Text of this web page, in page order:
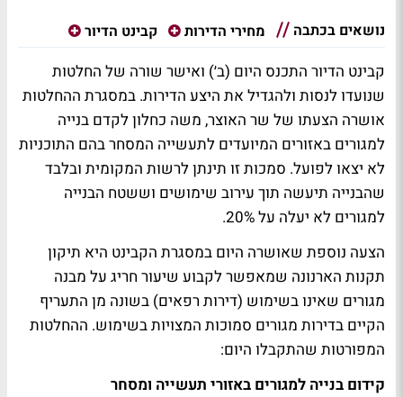
נושאים בכתבה מחירי הדירות קבינט הדיור
קבינט הדיור התכנס היום (ב׳) ואישר שורה של החלטות
שנועדו לנסות ולהגדיל את היצע הדירות. במסגרת ההחלטות
אושרה הצעתו של שר האוצר, משה כחלון לקדם בנייה
למגורים באזורים המיועדים לתעשייה המסחר בהם התוכניות
לא יצאו לפועל. סמכות זו תינתן לרשות המקומית ובלבד
שהבנייה תיעשה תוך עירוב שימושים וששטח הבנייה
למגורים לא יעלה על 20%.
הצעה נוספת שאושרה היום במסגרת הקבינט היא תיקון
תקנות הארנונה שמאפשר לקבוע שיעור חריג על מבנה
מגורים שאינו בשימוש (דירות רפאים) בשונה מן התעריף
הקיים בדירות מגורים סמוכות המצויות בשימוש. ההחלטות
המפורטות שהתקבלו היום:
קידום בנייה למגורים באזורי תעשייה ומסחר